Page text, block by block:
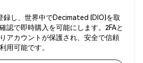
録し、世界中でDecimated (DIO)を取
認で即時購入を可能にします。2FAと
アカウントが保護され、安全で信頼
用可能です。